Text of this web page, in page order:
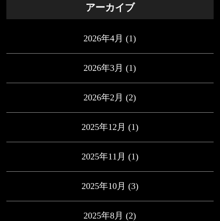
アーカイブ
2026年4月 (1)
2026年3月 (1)
2026年2月 (2)
2025年12月 (1)
2025年11月 (1)
2025年10月 (3)
2025年8月 (2)